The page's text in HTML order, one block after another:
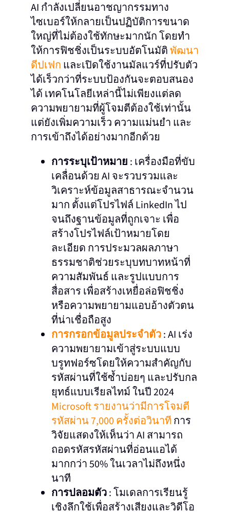
AI กำลังเปลี่ยนอาชญากรรมทาง
ไซเบอร์ให้กลายเป็นปฏิบัติการขนาด
ใหญ่ที่ไม่ต้องใช้ทักษะมากนัก โดยทำ
ให้การฟิชชิ่งเป็นระบบอัตโนมัติพัฒนา
ดีปเฟก และเปิดใช้งานมัลแวร์ที่ปรับตัว
ได้เร็วกว่าที่ระบบป้องกันจะตอบสนอง
ได้ เทคโนโลยีเหล่านี้ไม่เพียงแต่ลด
ความพยายามที่ผู้โจมตีต้องใช้เท่านั้น
แต่ยังเพิ่มความเร็ว ความแม่นยำ และ
การเข้าถึงได้อย่างมากอีกด้วย
การระบุเป้าหมาย : เครื่องมือที่ขับ
เคลื่อนด้วย AI จะรวบรวมและ
วิเคราะห์ข้อมูลสาธารณะจำนวน
มาก ตั้งแต่โปรไฟล์ LinkedIn ไป
จนถึงฐานข้อมูลที่ถูกเจาะ เพื่อ
สร้างโปรไฟล์เป้าหมายโดย
ละเอียด การประมวลผลภาษา
ธรรมชาติช่วยระบุบทบาทหน้าที่
ความสัมพันธ์ และรูปแบบการ
สื่อสาร เพื่อสร้างเหยื่อล่อฟิชชิ่ง
หรือความพยายามแอบอ้างตัวตน
ที่น่าเชื่อถือสูง
การกรอกข้อมูลประจำตัว: AI เร่ง
ความพยายามเข้าสู่ระบบแบบ
บรูทฟอร์ซโดยให้ความสำคัญกับ
รหัสผ่านที่ใช้ซ้ำบ่อยๆ และปรับกล
ยุทธ์แบบเรียลไทม์ ในปี 2024
Microsoft รายงานว่ามีการโจมตี
รหัสผ่าน 7,000 ครั้งต่อวินาที การ
วิจัยแสดงให้เห็นว่า AI สามารถ
ถอดรหัสรหัสผ่านที่อ่อนแอได้
มากกว่า 50% ในเวลาไม่ถึงหนึ่ง
นาที
การปลอมตัว: โมเดลการเรียนรู้
เชิงลึกใช้เพื่อสร้างเสียงและวิดีโอ